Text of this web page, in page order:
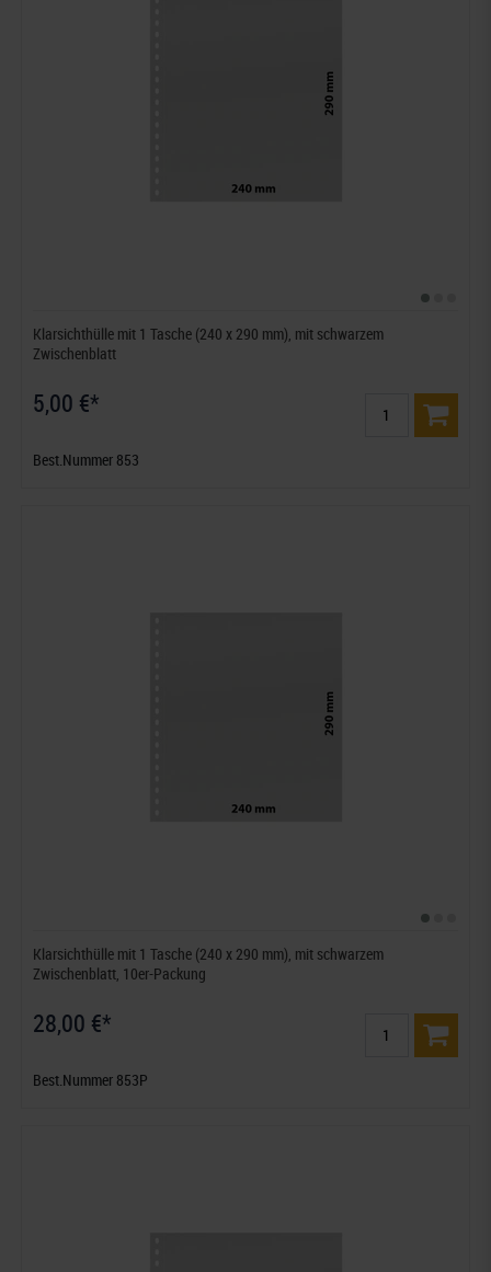
Klarsichthülle mit 1 Tasche (240 x 290 mm), mit schwarzem
Zwischenblatt
5,00 €*
Best.Nummer 853
Klarsichthülle mit 1 Tasche (240 x 290 mm), mit schwarzem
Zwischenblatt, 10er-Packung
28,00 €*
Best.Nummer 853P